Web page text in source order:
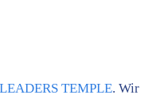
TEMPLE. Wir